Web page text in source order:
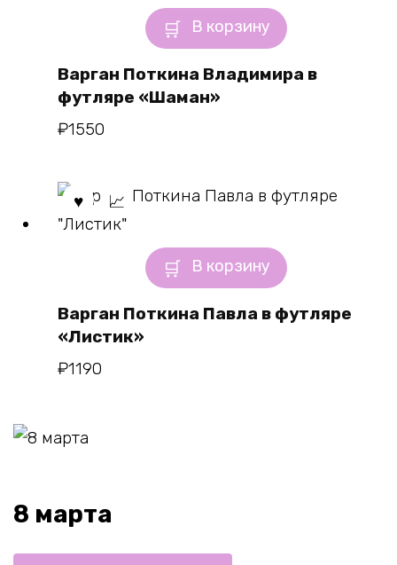
В корзину
Варган Поткина Владимира в
футляре «Шаман»
₽1550
В корзину
Варган Поткина Павла в футляре
«Листик»
₽1190
8 марта